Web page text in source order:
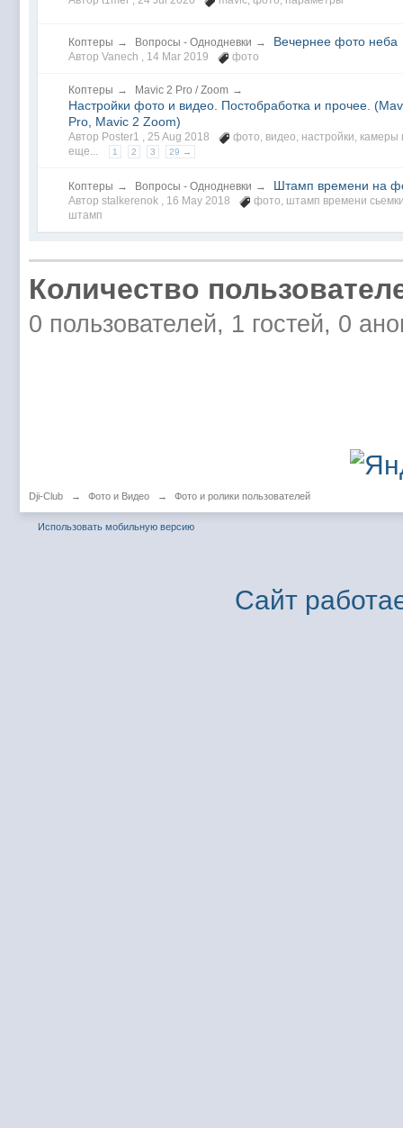
Коптеры → Вопросы - Однодневки → Вечернее фото неба
Автор Vanech , 14 Mar 2019 фото
Коптеры → Mavic 2 Pro / Zoom →
Настройки фото и видео. Постобработка и прочее.
Pro, Mavic 2 Zoom)
Автор Poster1 , 25 Aug 2018 фото, видео, настройки, камеры
еще...
1 2 3 29 →
Коптеры → Вопросы - Однодневки → Штамп времени на
Автор stalkerenok , 16 May 2018 фото, штамп времени
штамп
Количество
0 пользователей, 1 гостей, 0
Dji-Club → Фото и Видео → Фото и ролики пользователей
Использовать мобильную версию
Сайт